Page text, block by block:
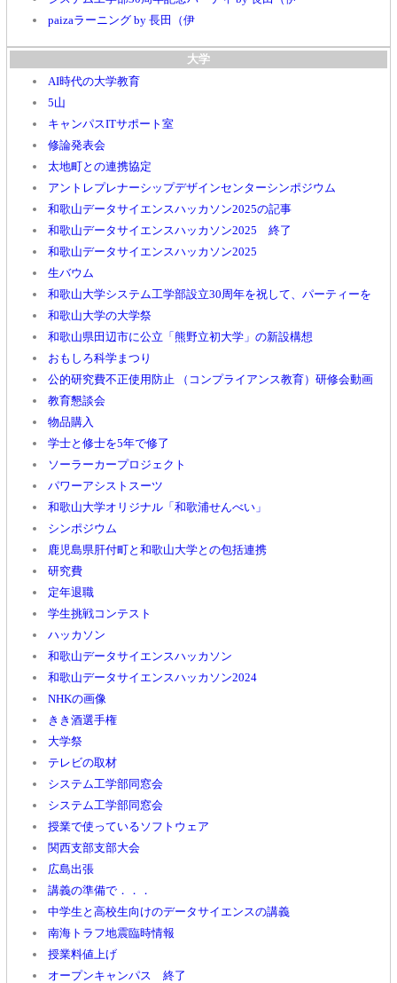
paizaラーニング by 長田（伊
大学
AI時代の大学教育
5山
キャンパスITサポート室
修論発表会
太地町との連携協定
アントレプレナーシップデザインセンターシンポジウム
和歌山データサイエンスハッカソン2025の記事
和歌山データサイエンスハッカソン2025 終了
和歌山データサイエンスハッカソン2025
生バウム
和歌山大学システム工学部設立30周年を祝して、パーティーを
和歌山大学の大学祭
和歌山県田辺市に公立「熊野立初大学」の新設構想
おもしろ科学まつり
公的研究費不正使用防止 （コンプライアンス教育）研修会動画
教育懇談会
物品購入
学士と修士を5年で修了
ソーラーカープロジェクト
パワーアシストスーツ
和歌山大学オリジナル「和歌浦せんべい」
シンポジウム
鹿児島県肝付町と和歌山大学との包括連携
研究費
定年退職
学生挑戦コンテスト
ハッカソン
和歌山データサイエンスハッカソン
和歌山データサイエンスハッカソン2024
NHKの画像
きき酒選手権
大学祭
テレビの取材
システム工学部同窓会
システム工学部同窓会
授業で使っているソフトウェア
関西支部支部大会
広島出張
講義の準備で．．．
中学生と高校生向けのデータサイエンスの講義
南海トラフ地震臨時情報
授業料値上げ
オープンキャンパス 終了